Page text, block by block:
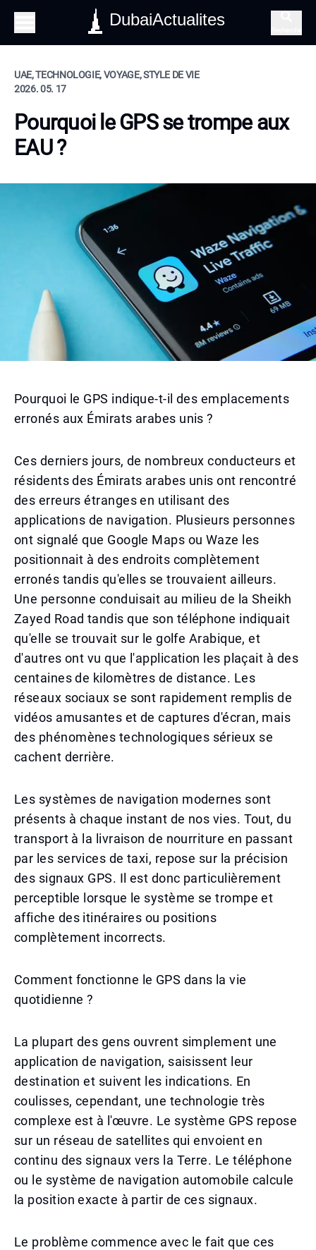
DubaiActualites
UAE, TECHNOLOGIE, VOYAGE, STYLE DE VIE
2026. 05. 17
Pourquoi le GPS se trompe aux
EAU ?
Pourquoi le GPS indique-t-il des emplacements
erronés aux Émirats arabes unis ?
Ces derniers jours, de nombreux conducteurs et
résidents des Émirats arabes unis ont rencontré
des erreurs étranges en utilisant des
applications de navigation. Plusieurs personnes
ont signalé que Google Maps ou Waze les
positionnait à des endroits complètement
erronés tandis qu'elles se trouvaient ailleurs.
Une personne conduisait au milieu de la Sheikh
Zayed Road tandis que son téléphone indiquait
qu'elle se trouvait sur le golfe Arabique, et
d'autres ont vu que l'application les plaçait à des
centaines de kilomètres de distance. Les
réseaux sociaux se sont rapidement remplis de
vidéos amusantes et de captures d'écran, mais
des phénomènes technologiques sérieux se
cachent derrière.
Les systèmes de navigation modernes sont
présents à chaque instant de nos vies. Tout, du
transport à la livraison de nourriture en passant
par les services de taxi, repose sur la précision
des signaux GPS. Il est donc particulièrement
perceptible lorsque le système se trompe et
affiche des itinéraires ou positions
complètement incorrects.
Comment fonctionne le GPS dans la vie
quotidienne ?
La plupart des gens ouvrent simplement une
application de navigation, saisissent leur
destination et suivent les indications. En
coulisses, cependant, une technologie très
complexe est à l'œuvre. Le système GPS repose
sur un réseau de satellites qui envoient en
continu des signaux vers la Terre. Le téléphone
ou le système de navigation automobile calcule
la position exacte à partir de ces signaux.
Le problème commence avec le fait que ces